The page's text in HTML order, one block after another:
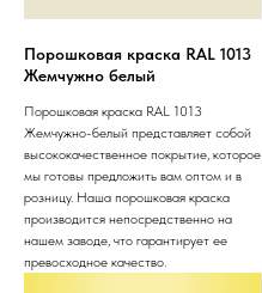
Порошковая краска RAL 1013
Жемчужно белый
Порошковая краска RAL 1013
Жемчужно-белый представляет собой
высококачественное покрытие, которое
мы готовы предложить вам оптом и в
розницу. Наша порошковая краска
производится непосредственно на
нашем заводе, что гарантирует ее
превосходное качество.